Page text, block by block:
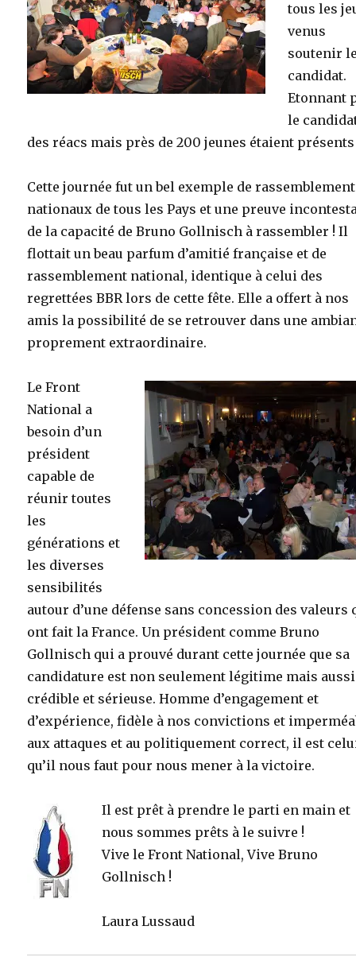
tous les
venus
soutenir
candidat.
Etonnant
le
des réacs mais près de 200 jeunes étaient présents
Cette journée fut un bel exemple de
nationaux de tous les Pays et une preuve
de la capacité de Bruno Gollnisch à rassembler ! Il
flottait un beau parfum d’amitié française et de
rassemblement national, identique à celui des
regrettées BBR lors de cette fête. Elle a offert à nos
amis la possibilité de se retrouver dans une
proprement extraordinaire.
Le Front
National a
besoin d’un
président
capable de
réunir toutes
les
générations et
les diverses
sensibilités
autour d’une défense sans concession des valeurs
ont fait la France. Un président comme Bruno
Gollnisch qui a prouvé durant cette journée que sa
candidature est non seulement légitime mais aussi
crédible et sérieuse. Homme d’engagement et
d’expérience, fidèle à nos convictions et
aux attaques et au politiquement correct, il est
qu’il nous faut pour nous mener à la victoire.
Il est prêt à prendre le parti en main et
nous sommes prêts à le suivre !
Vive le Front National, Vive Bruno
Gollnisch !
Laura Lussaud